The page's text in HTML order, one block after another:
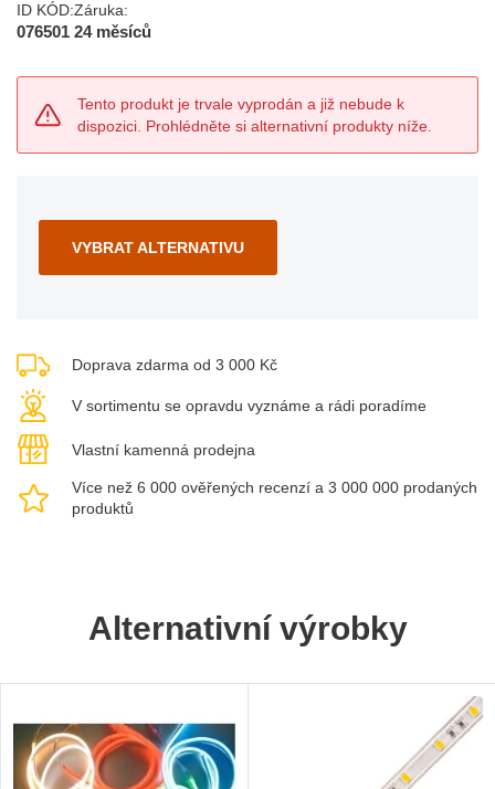
ID KÓD:
076501
Záruka:
24 měsíců
Tento produkt je trvale vyprodán a již nebude k
dispozici. Prohlédněte si alternativní produkty níže.
VYBRAT ALTERNATIVU
Doprava zdarma od 3 000 Kč
V sortimentu se opravdu vyznáme a rádi poradíme
Vlastní kamenná prodejna
Více než 6 000 ověřených recenzí a 3 000 000 prodaných
produktů
Alternativní výrobky